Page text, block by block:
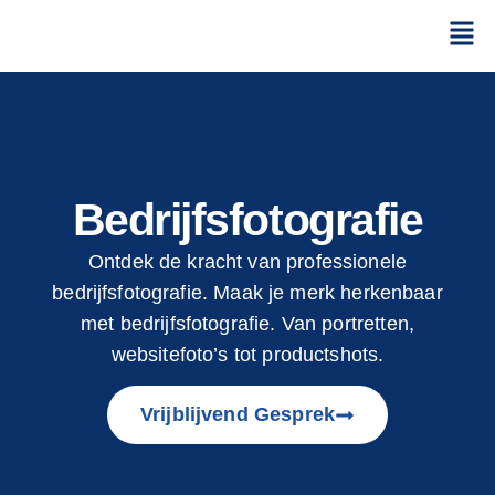
Bedrijfsfotografie
Ontdek de kracht van professionele
bedrijfsfotografie. Maak je merk herkenbaar
met bedrijfsfotografie. Van portretten,
websitefoto’s tot productshots.
Vrijblijvend Gesprek